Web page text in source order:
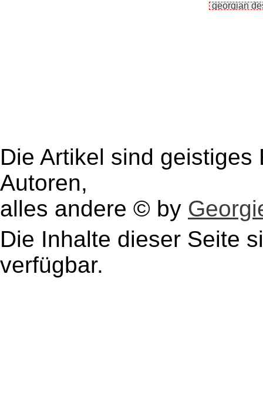
Die Artikel sind
Autoren,
alles andere © by
Die Inhalte dieser Seite
verfügbar.